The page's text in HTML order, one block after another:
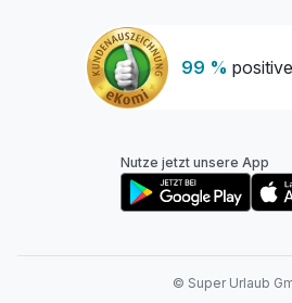
99 %
Nutze jetzt unsere App
© Super Urlaub